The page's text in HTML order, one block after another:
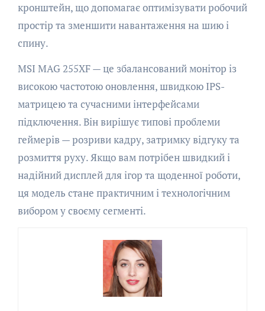
кронштейн, що допомагає оптимізувати робочий
простір та зменшити навантаження на шию і
спину.
MSI MAG 255XF — це збалансований монітор із
високою частотою оновлення, швидкою IPS-
матрицею та сучасними інтерфейсами
підключення. Він вирішує типові проблеми
геймерів — розриви кадру, затримку відгуку та
розмиття руху. Якщо вам потрібен швидкий і
надійний дисплей для ігор та щоденної роботи,
ця модель стане практичним і технологічним
вибором у своєму сегменті.